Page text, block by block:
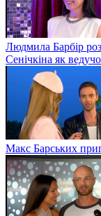
Людмила Барбір
Сенічкіна як
Макс Барських